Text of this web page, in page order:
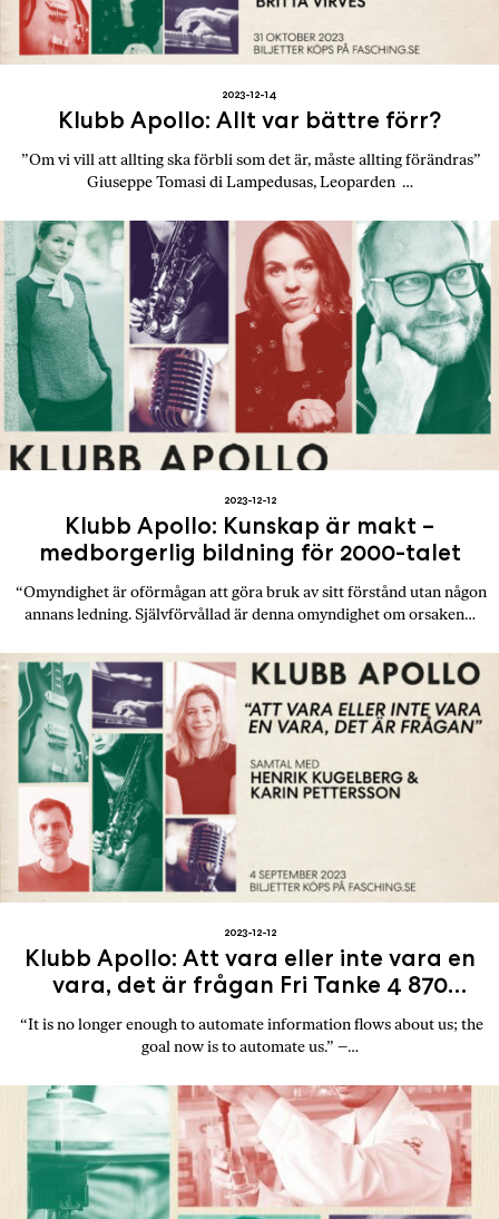
Klubb Apollo: Allt var bättre förr?
2023-12-14
”Om vi vill att allting ska förbli som det är, måste allting förändras”
Giuseppe Tomasi di Lampedusas, Leoparden …
Klubb Apollo: Kunskap är makt –
medborgerlig bildning för 2000-talet
2023-12-12
“Omyndighet är oförmågan att göra bruk av sitt förstånd utan någon
annans ledning. Självförvållad är denna omyndighet om orsaken…
Klubb Apollo: Att vara eller inte vara en
vara, det är frågan Fri Tanke 4 870
prenumeranter
2023-12-12
“It is no longer enough to automate information flows about us; the
goal now is to automate us.” –…